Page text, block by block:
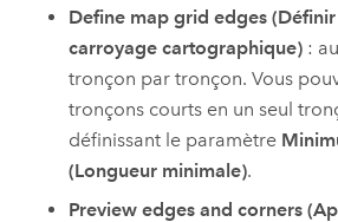
Define map grid edges
carroyage cartographique) :
tronçon par tronçon. Vous
tronçons courts en un seul
définissant le paramètre
(Longueur minimale).
Preview edges and corners